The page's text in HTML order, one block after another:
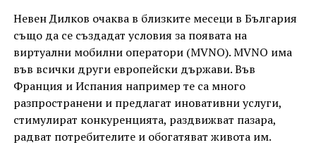
Невен Дилков очаква в близките месеци в България
също да се създадат условия за появата на
виртуални мобилни оператори (MVNO). МVNO има
във всички други европейски държави. Във
Франция и Испания например те са много
разпространени и предлагат иновативни услуги,
стимулират конкуренцията, раздвижват пазара,
радват потребителите и обогатяват живота им.